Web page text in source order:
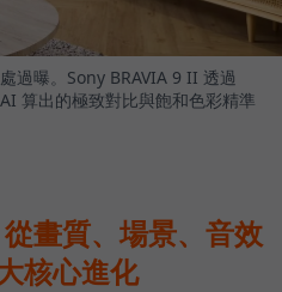
過曝。Sony BRAVIA 9 II 透過
算出的極致對比與飽和色彩精準
畫質、場景、音效
核心進化